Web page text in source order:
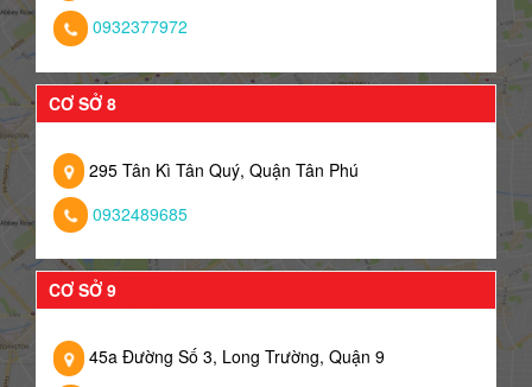
0932377972
CƠ SỞ 8
295 Tân Kì Tân Quý, Quận Tân Phú
0932489685
CƠ SỞ 9
45a Đường Số 3, Long Trường, Quận 9